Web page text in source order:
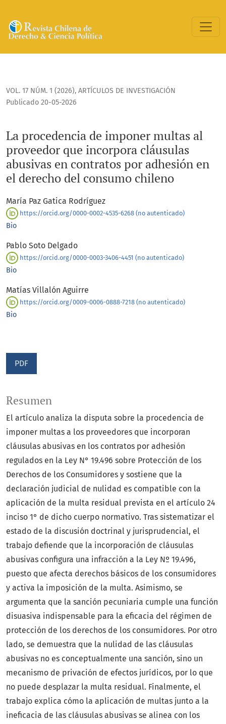
VOL. 17 NÚM. 1 (2026), ARTÍCULOS DE INVESTIGACIÓN
La procedencia de imponer multas al
proveedor que incorpora cláusulas
abusivas en contratos por adhesión en
el derecho del consumo chileno
Publicado 20-05-2026
María Paz Gatica Rodríguez
https://orcid.org/0000-0002-4535-6268 (no autenticado)
Bio
Pablo Soto Delgado
https://orcid.org/0000-0003-3406-4451 (no autenticado)
Bio
Matías Villalón Aguirre
https://orcid.org/0009-0006-0888-7218 (no autenticado)
Bio
PDF
Resumen
El artículo analiza la disputa sobre la procedencia de
imponer multas a los proveedores que incorporan
cláusulas abusivas en los contratos por adhesión
regulados en la Ley N° 19.496 sobre Protección de los
Derechos de los Consumidores y sostiene que la
declaración judicial de nulidad es compatible con la
aplicación de la multa residual prevista en el artículo 24
inciso 1° de dicho cuerpo normativo. Tras sistematizar el
estado de la discusión doctrinal y jurisprudencial, el
trabajo defiende que la incorporación de cláusulas
abusivas configura una infracción a la Ley Nº 19.496,
puesto que afecta derechos básicos de los consumidores
y activa la imposición de la multa. Asimismo, se
argumenta que la sanción pecuniaria cumple una función
disuasiva indispensable para la eficacia del régimen de
protección de los derechos de los consumidores. Por otro
lado, se demuestra que la nulidad de las cláusulas
abusivas no es conceptualmente una sanción, sino un
mecanismo de privación de efectos jurídicos, por lo que
no puede desplazar la multa residual. Finalmente, el
trabajo explica cómo la aplicación de multas junto a la
ineficacia de las cláusulas abusivas se alinea con los